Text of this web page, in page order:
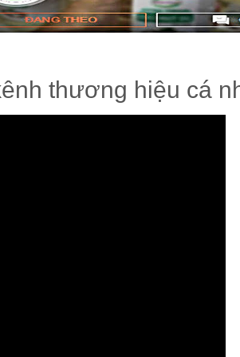
thương hiệu cá